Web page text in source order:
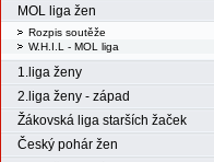
MOL liga žen
Rozpis soutěže
W.H.I.L - MOL liga
1.liga ženy
2.liga ženy - západ
Žákovská liga starších žaček
Český pohár žen